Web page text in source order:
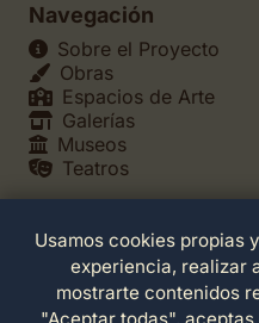
Navegación
Sobre el Proyecto
Obras
Espacios de Arte
Galerías
Museos
Teatros
Legales
Política de Privacidad
Política de Cookies
Usamos cookies propias
experiencia, realizar
mostrarte contenidos